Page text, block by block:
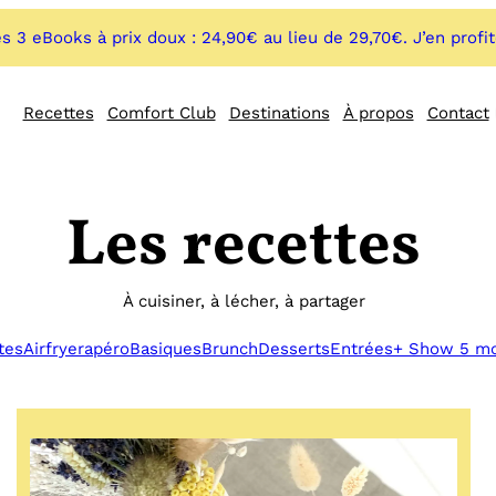
3 eBooks à prix doux : 24,90€ au lieu de 29,70€. J’en
Recettes Comfort Club Destinations À propos Contact
Les recettes
À cuisiner, à lécher, à partager
AirfryerapéroBasiquesBrunchDessertsEntrées+ Show 5